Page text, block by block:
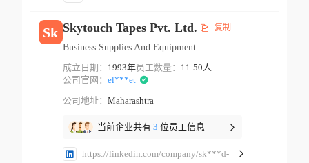
Sk Skytouch Tapes Pvt. Ltd. 复制
Business Supplies And Equipment
成立日期： 1993年员工数量： 11-50人
公司官网： el***et
公司地址： Maharashtra
当前企业共有 3 位员工信息
https://linkedin.com/company/sk***d-